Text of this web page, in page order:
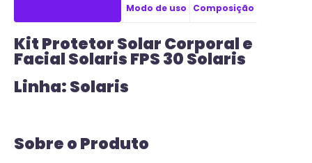
Modo de uso Composição
Kit Protetor Solar Corporal e
Facial Solaris FPS 30 Solaris
Linha: Solaris
Sobre o Produto